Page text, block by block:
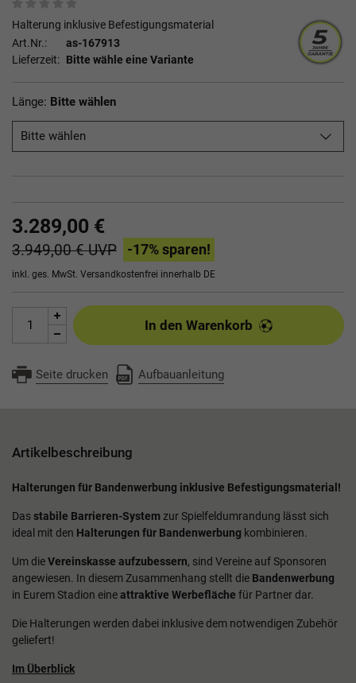
Halterung inklusive Befestigungsmaterial
Art.Nr.:
as-167913
Lieferzeit: Bitte wähle eine Variante
Länge: Bitte wählen
Bitte wählen
3.289,00 €
3.949,00 €UVP -17% sparen!
inkl. ges. MwSt. Versandkostenfrei innerhalb DE
In den Warenkorb
Seite drucken Aufbauanleitung
Artikelbeschreibung
Halterungen für Bandenwerbung inklusive Befestigungsmaterial!
Dasstabile Barrieren-Systemzur Spielfeldumrandung lässt sich
ideal mit den Halterungen für Bandenwerbung kombinieren.
Um dieVereinskasse aufzubessern, sind Vereine auf Sponsoren
angewiesen. In diesem Zusammenhang stellt die Bandenwerbung
in Eurem Stadion eineattraktive Werbefläche für Partner dar.
Die Halterungen werden dabei inklusive dem notwendigen Zubehör
geliefert!
Im Überblick